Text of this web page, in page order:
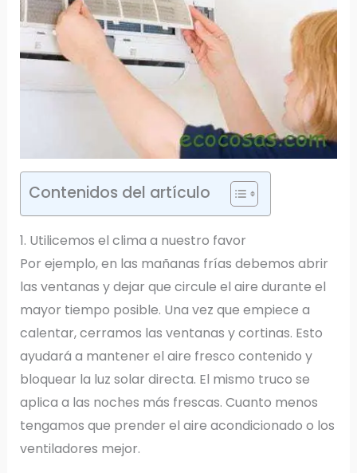
Contenidos del artículo
1. Utilicemos el clima a nuestro favor
Por ejemplo, en las mañanas frías debemos abrir
las ventanas y dejar que circule el aire durante el
mayor tiempo posible. Una vez que empiece a
calentar, cerramos las ventanas y cortinas. Esto
ayudará a mantener el aire fresco contenido y
bloquear la luz solar directa. El mismo truco se
aplica a las noches más frescas. Cuanto menos
tengamos que prender el aire acondicionado o los
ventiladores mejor.